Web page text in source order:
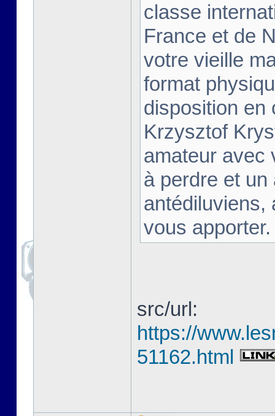
classe
France et de
votre vieille
format
disposition en
Krzysztof
amateur avec
à perdre et
antédiluviens,
vous
src/url:
https://
51162.html